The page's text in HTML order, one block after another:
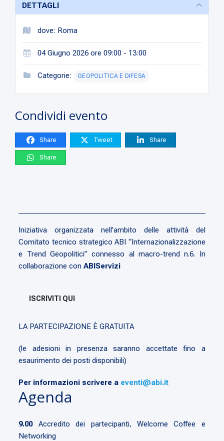
DETTAGLI
dove: Roma
04 Giugno 2026 ore 09:00 - 13:00
Categorie: GEOPOLITICA E DIFESA
Condividi evento
Share Tweet Share
Share
Iniziativa organizzata nell’ambito delle attività del
Comitato tecnico strategico ABI “Internazionalizzazione
e Trend Geopolitici” connesso al macro-trend n.6. In
collaborazione conABIServizi
ISCRIVITI QUI
LA PARTECIPAZIONE È GRATUITA
(le adesioni in presenza saranno accettate fino a
esaurimento dei posti disponibili)
Per informazioni scrivere a eventi@abi.it
Agenda
9.00Accredito dei partecipanti, Welcome Coffee e
Networking